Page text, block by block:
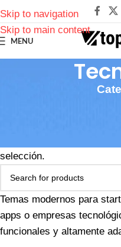
Skip to navigation
Skip to main content
MENU
selección.
Temas modernos para
apps o empresas
funcionales y altamente